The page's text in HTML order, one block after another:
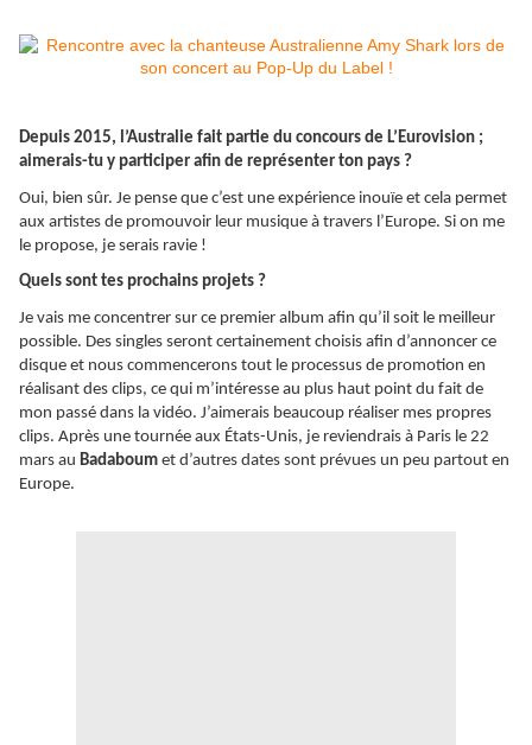
Depuis 2015, l’Australie fait partie du concours de L’Eurovision ;
aimerais-tu y participer afin de représenter ton pays ?
Oui, bien sûr. Je pense que c’est une expérience inouïe et cela permet
aux artistes de promouvoir leur musique à travers l’Europe. Si on me
le propose, je serais ravie !
Quels sont tes prochains projets ?
Je vais me concentrer sur ce premier album afin qu’il soit le meilleur
possible. Des singles seront certainement choisis afin d’annoncer ce
disque et nous commencerons tout le processus de promotion en
réalisant des clips, ce qui m’intéresse au plus haut point du fait de
mon passé dans la vidéo. J’aimerais beaucoup réaliser mes propres
clips. Après une tournée aux États-Unis, je reviendrais à Paris le 22
mars au Badaboum et d’autres dates sont prévues un peu partout en
Europe.